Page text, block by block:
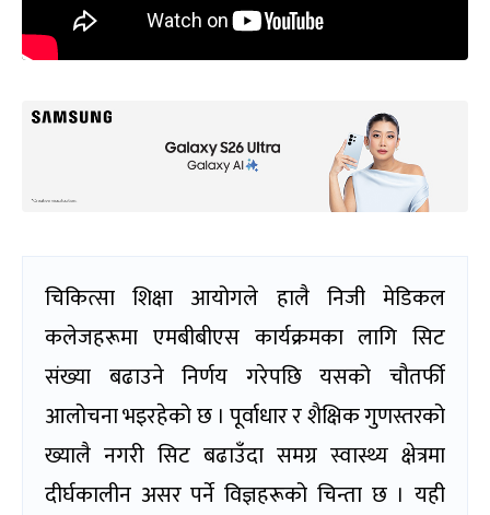
चिकित्सा शिक्षा आयोगले हालै निजी मेडिकल
कलेजहरूमा एमबीबीएस कार्यक्रमका लागि सिट
संख्या बढाउने निर्णय गरेपछि यसको चौतर्फी
आलोचना भइरहेको छ । पूर्वाधार र शैक्षिक गुणस्तरको
ख्यालै नगरी सिट बढाउँदा समग्र स्वास्थ्य क्षेत्रमा
दीर्घकालीन असर पर्ने विज्ञहरूको चिन्ता छ । यही